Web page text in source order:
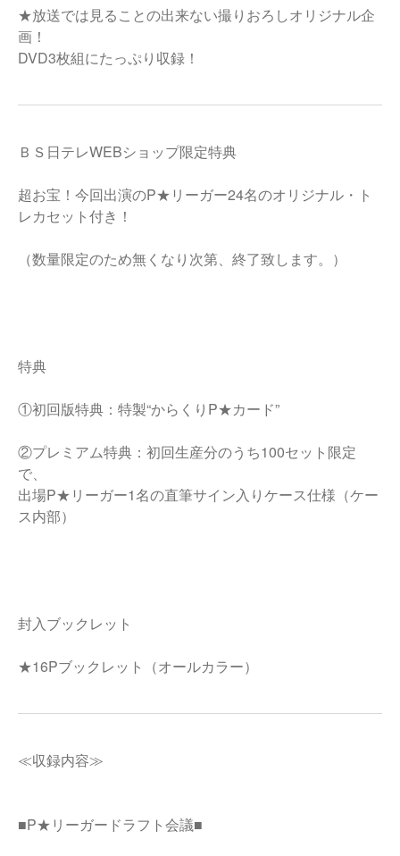
★放送では見ることの出来ない撮りおろしオリジナル企
画！
DVD3枚組にたっぷり収録！
ＢＳ日テレWEBショップ限定特典
超お宝！今回出演のP★リーガー24名のオリジナル・ト
レカセット付き！
（数量限定のため無くなり次第、終了致します。）
特典
①初回版特典：特製“からくりP★カード”
②プレミアム特典：初回生産分のうち100セット限定
で、
出場P★リーガー1名の直筆サイン入りケース仕様（ケー
ス内部）
封入ブックレット
★16Pブックレット（オールカラー）
≪収録内容≫
■P★リーガードラフト会議■